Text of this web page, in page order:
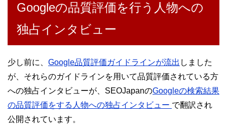
Googleの品質評価を行う人物への
独占インタビュー
少し前に、 Google品質評価ガイドラインが流出 しました
が、それらのガイドラインを用いて品質評価されている方
への独占インタビューが、SEOJapanのGoogleの検索結果
の品質評価をする人物への独占インタビュー で翻訳され
公開されています。